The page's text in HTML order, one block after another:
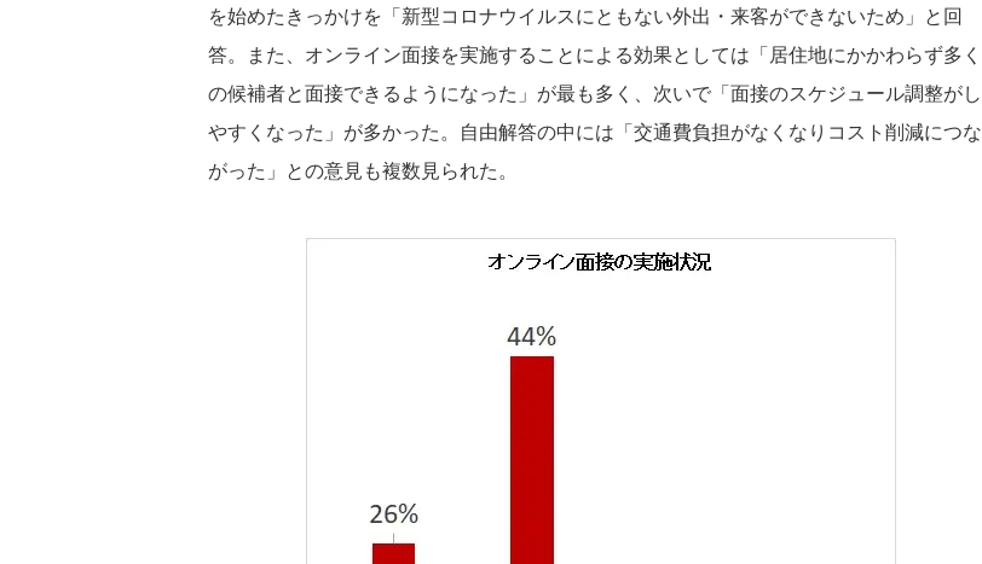
を始めたきっかけを「新型コロナウイルスにともない外出・来客ができないため」と回
答。また、オンライン面接を実施することによる効果としては「居住地にかかわらず多く
の候補者と面接できるようになった」が最も多く、次いで「面接のスケジュール調整がし
やすくなった」が多かった。自由解答の中には「交通費負担がなくなりコスト削減につな
がった」との意見も複数見られた。